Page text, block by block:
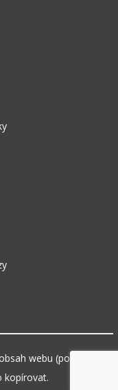
webu (pokud není
kopírovat.